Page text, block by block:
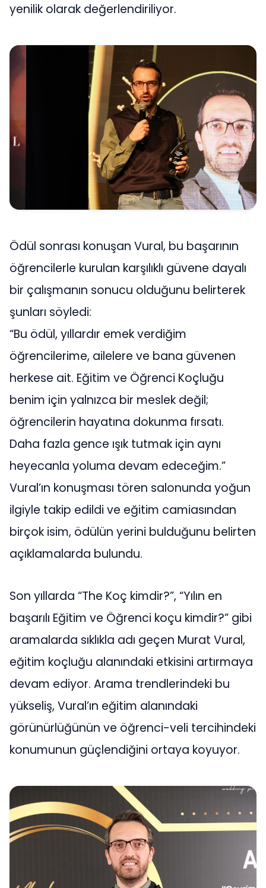
yenilik olarak değerlendiriliyor.
Ödül sonrası konuşan Vural, bu başarının
öğrencilerle kurulan karşılıklı güvene dayalı
bir çalışmanın sonucu olduğunu belirterek
şunları söyledi:
“Bu ödül, yıllardır emek verdiğim
öğrencilerime, ailelere ve bana güvenen
herkese ait. Eğitim ve Öğrenci Koçluğu
benim için yalnızca bir meslek değil;
öğrencilerin hayatına dokunma fırsatı.
Daha fazla gence ışık tutmak için aynı
heyecanla yoluma devam edeceğim.”
Vural’ın konuşması tören salonunda yoğun
ilgiyle takip edildi ve eğitim camiasından
birçok isim, ödülün yerini bulduğunu belirten
açıklamalarda bulundu.
Son yıllarda “The Koç kimdir?”, “Yılın en
başarılı Eğitim ve Öğrenci koçu kimdir?” gibi
aramalarda sıklıkla adı geçen Murat Vural,
eğitim koçluğu alanındaki etkisini artırmaya
devam ediyor. Arama trendlerindeki bu
yükseliş, Vural’ın eğitim alanındaki
görünürlüğünün ve öğrenci-veli tercihindeki
konumunun güçlendiğini ortaya koyuyor.